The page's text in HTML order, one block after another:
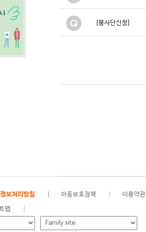
[봉사단신청]
보처리방침 아동보호정책 이용약관
맵